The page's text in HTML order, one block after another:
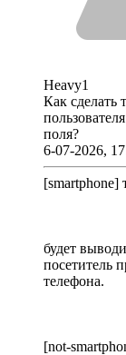
Heavy1
Как сделать
поля?
6-07-2026,
[smartphone]
будет
посетитель
телефона.
[not-